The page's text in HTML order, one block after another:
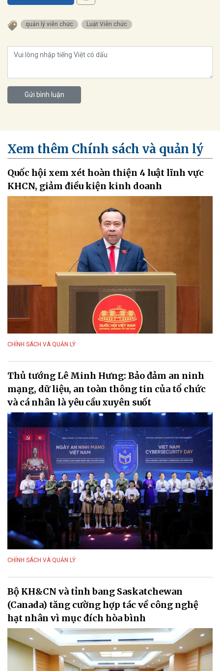
quản lý viên chức Luật Viên chức
Gửi bình luận
Xem thêm Chính sách và quản lý
Quốc hội xem xét hoàn thiện 4 luật lĩnh vực
KHCN, giảm điều kiện kinh doanh
CHÍNH SÁCH VÀ QUẢN LÝ
Thủ tướng Lê Minh Hưng: Bảo đảm an ninh
mạng, dữ liệu, an toàn thông tin của tổ chức
và cá nhân là yêu cầu xuyên suốt
CHÍNH SÁCH VÀ QUẢN LÝ
Bộ KH&CN và tỉnh bang Saskatchewan
(Canada) tăng cường hợp tác về công nghệ
hạt nhân vì mục đích hòa bình